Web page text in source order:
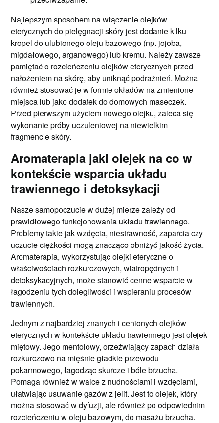
Najlepszym sposobem na włączenie olejków
eterycznych do pielęgnacji skóry jest dodanie kilku
kropel do ulubionego oleju bazowego (np. jojoba,
migdałowego, arganowego) lub kremu. Należy zawsze
pamiętać o rozcieńczeniu olejków eterycznych przed
nałożeniem na skórę, aby uniknąć podrażnień. Można
również stosować je w formie okładów na zmienione
miejsca lub jako dodatek do domowych maseczek.
Przed pierwszym użyciem nowego olejku, zaleca się
wykonanie próby uczuleniowej na niewielkim
fragmencie skóry.
Aromaterapia jaki olejek na co w
kontekście wsparcia układu
trawiennego i detoksykacji
Nasze samopoczucie w dużej mierze zależy od
prawidłowego funkcjonowania układu trawiennego.
Problemy takie jak wzdęcia, niestrawność, zaparcia czy
uczucie ciężkości mogą znacząco obniżyć jakość życia.
Aromaterapia, wykorzystując olejki eteryczne o
właściwościach rozkurczowych, wiatropędnych i
detoksykacyjnych, może stanowić cenne wsparcie w
łagodzeniu tych dolegliwości i wspieraniu procesów
trawiennych.
Jednym z najbardziej znanych i cenionych olejków
eterycznych w kontekście układu trawiennego jest olejek
miętowy. Jego mentolowy, orzeźwiający zapach działa
rozkurczowo na mięśnie gładkie przewodu
pokarmowego, łagodząc skurcze i bóle brzucha.
Pomaga również w walce z nudnościami i wzdęciami,
ułatwiając usuwanie gazów z jelit. Jest to olejek, który
można stosować w dyfuzji, ale również po odpowiednim
rozcieńczeniu w oleju bazowym, do masażu brzucha.